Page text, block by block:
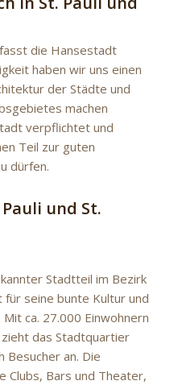
die Hansestadt
haben wir uns einen
der Städte und
machen
verpflichtet und
Teil zur guten
dürfen.
und St.
Stadtteil im Bezirk
seine bunte Kultur und
ca. 27.000 Einwohnern
zieht das Stadtquartier
Besucher an. Die
Clubs, Bars und Theater,